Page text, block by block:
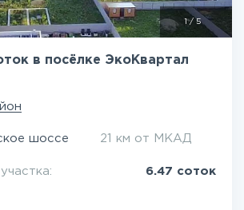
1/ 5
в посёлке ЭкоКвартал
шоссе 21 км от МКАД
6.47 соток